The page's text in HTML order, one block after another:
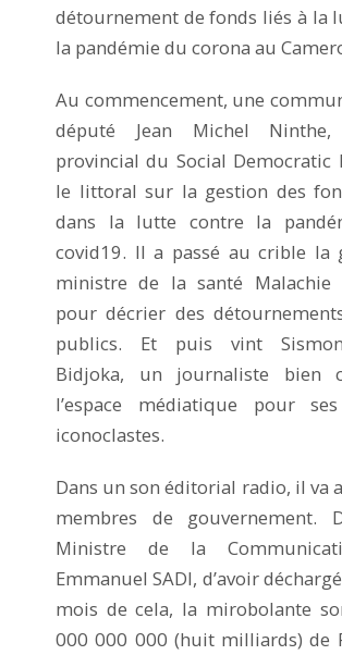
détournement de fonds liés à la
la pandémie du corona au
Au commencement, une
député Jean Michel Ninthe,
provincial du Social Democratic
le littoral sur la gestion des
dans la lutte contre la
covid19. Il a passé au crible la
ministre de la santé Malachie
pour décrier des
publics. Et puis vint
Bidjoka, un journaliste bien
l’espace médiatique pour
iconoclastes.
Dans un son éditorial radio, il va
membres de gouvernement.
Ministre de la
Emmanuel SADI, d’avoir
mois de cela, la mirobolante
000 000 000 (huit milliards) de